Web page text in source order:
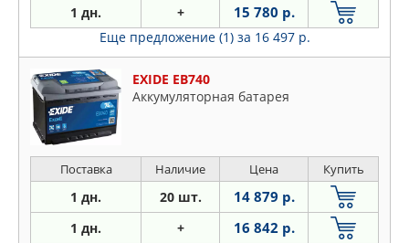
1 дн. + 15 780 р.
Еще предложение (1) за 16 497 р.
EXIDE EB740
Аккумуляторная батарея
Поставка Наличие Цена Купить
1 дн. 20 шт. 14 879 р.
1 дн. + 16 842 р.